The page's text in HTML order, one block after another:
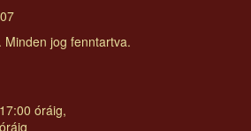
jog fenntartva.
óráig,